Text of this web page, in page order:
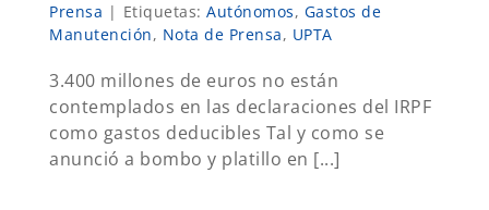
Prensa | Etiquetas: Autónomos, Gastos de
Manutención, Nota de Prensa, UPTA
3.400 millones de euros no están
contemplados en las declaraciones del IRPF
como gastos deducibles Tal y como se
anunció a bombo y platillo en [...]